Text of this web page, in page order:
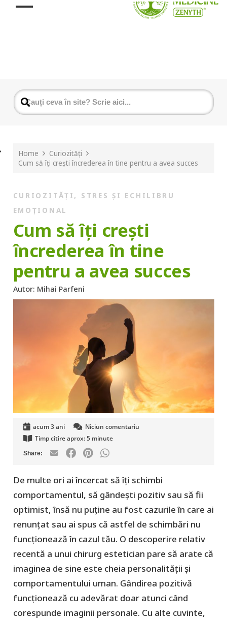
Home
Curiozități
Cum să îți crești încrederea în tine pentru a avea succes
CURIOZITĂȚI , STRES ȘI ECHILIBRU
EMOȚIONAL
Cum să îți crești
încrederea în tine
pentru a avea succes
Autor: Mihai Parfeni
acum 3 ani
Niciun comentariu
Timp citire aprox: 5 minute
De multe ori ai încercat să îți schimbi
comportamentul, să gândești pozitiv sau să fii
optimist, însă nu puține au fost cazurile în care ai
renunțat sau ai spus că astfel de schimbări nu
funcționează în cazul tău. O descoperire relativ
recentă a unui chirurg estetician pare să arate că
imaginea de sine este cheia personalității și
comportamentului uman. Gândirea pozitivă
funcționează cu adevărat doar atunci când
corespunde imaginii personale. Cu alte cuvinte,